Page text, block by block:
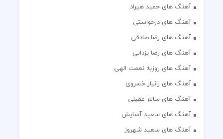
آهنگ های حمید هیراد
آهنگ های درخواستی
آهنگ های رضا صادقی
آهنگ های رضا یزدانی
آهنگ های روزبه نعمت الهی
آهنگ های زانیار خسروی
آهنگ های سالار عقیلی
آهنگ های سعید آسایش
آهنگ های سعید شهروز